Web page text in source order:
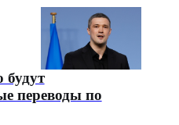
будут
переводы по